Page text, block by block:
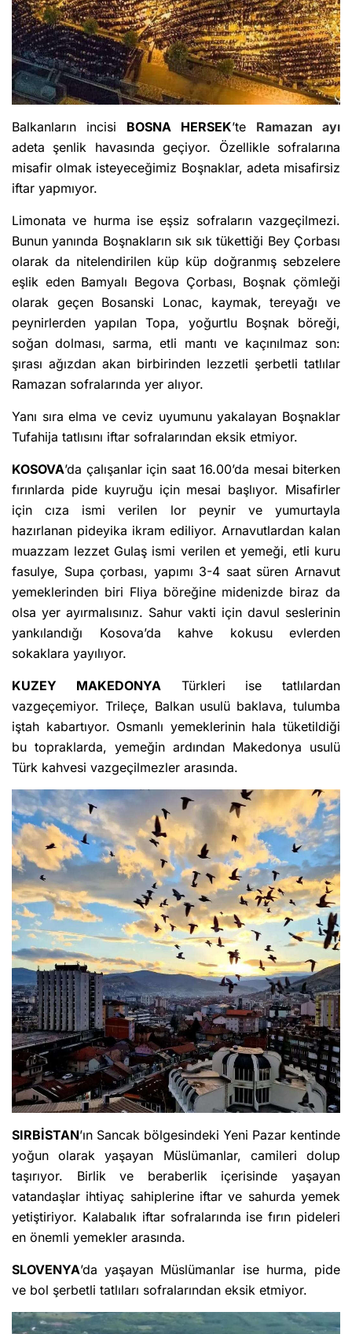
Balkanların incisi BOSNA HERSEK’te Ramazan ayı
adeta şenlik havasında geçiyor. Özellikle sofralarına
misafir olmak isteyeceğimiz Boşnaklar, adeta misafirsiz
iftar yapmıyor.
Limonata ve hurma ise eşsiz sofraların vazgeçilmezi.
Bunun yanında Boşnakların sık sık tükettiği Bey Çorbası
olarak da nitelendirilen küp küp doğranmış sebzelere
eşlik eden Bamyalı Begova Çorbası, Boşnak çömleği
olarak geçen Bosanski Lonac, kaymak, tereyağı ve
peynirlerden yapılan Topa, yoğurtlu Boşnak böreği,
soğan dolması, sarma, etli mantı ve kaçınılmaz son:
şırası ağızdan akan birbirinden lezzetli şerbetli tatlılar
Ramazan sofralarında yer alıyor.
Yanı sıra elma ve ceviz uyumunu yakalayan Boşnaklar
Tufahija tatlısını iftar sofralarından eksik etmiyor.
KOSOVA’da çalışanlar için saat 16.00’da mesai biterken
fırınlarda pide kuyruğu için mesai başlıyor. Misafirler
için cıza ismi verilen lor peynir ve yumurtayla
hazırlanan pideyika ikram ediliyor. Arnavutlardan kalan
muazzam lezzet Gulaş ismi verilen et yemeği, etli kuru
fasulye, Supa çorbası, yapımı 3-4 saat süren Arnavut
yemeklerinden biri Fliya böreğine midenizde biraz da
olsa yer ayırmalısınız. Sahur vakti için davul seslerinin
yankılandığı Kosova’da kahve kokusu evlerden
sokaklara yayılıyor.
KUZEY MAKEDONYATürkleri ise tatlılardan
vazgeçemiyor. Trileçe, Balkan usulü baklava, tulumba
iştah kabartıyor. Osmanlı yemeklerinin hala tüketildiği
bu topraklarda, yemeğin ardından Makedonya usulü
Türk kahvesi vazgeçilmezler arasında.
SIRBİSTAN’ın Sancak bölgesindeki Yeni Pazar kentinde
yoğun olarak yaşayan Müslümanlar, camileri dolup
taşırıyor. Birlik ve beraberlik içerisinde yaşayan
vatandaşlar ihtiyaç sahiplerine iftar ve sahurda yemek
yetiştiriyor. Kalabalık iftar sofralarında ise fırın pideleri
en önemli yemekler arasında.
SLOVENYA’da yaşayan Müslümanlar ise hurma, pide
ve bol şerbetli tatlıları sofralarından eksik etmiyor.